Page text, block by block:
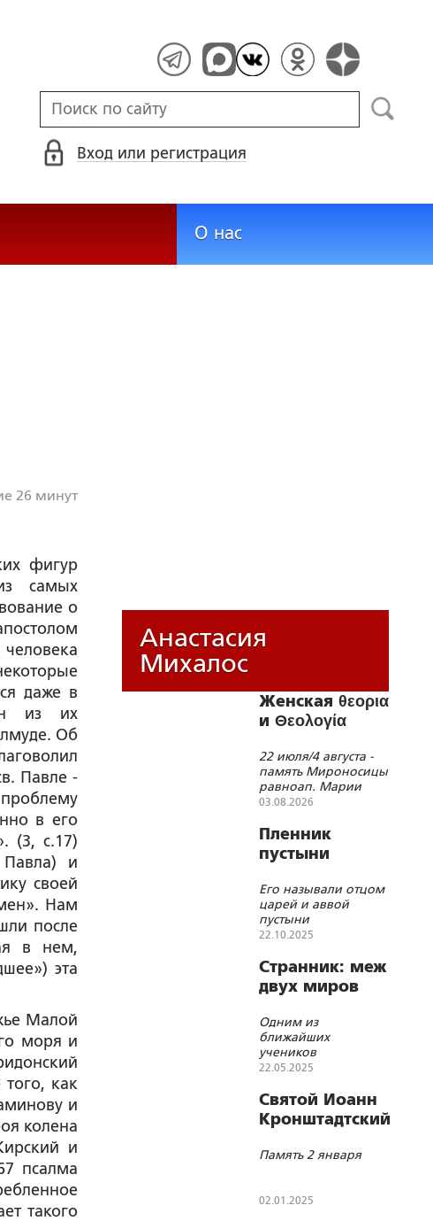
Вход или регистрация
О нас
26 минут
фигур
самых
о
даже в
из их
Об
Павле -
в его
(3, с.17)
и
своей
Нам
после
в нем,
эта
Малой
моря и
того, как
и
колена
и
псалма
такого
Анастасия
Михалос
Женская θεορια
и Θεολογία
22 июля/4 августа -
память Мироносицы
равноап. Марии
Магдалины
03.08.2026
Пленник
пустыни
Его называли отцом
царей и аввой
пустыни
22.10.2025
Странник: меж
двух миров
Одним из
ближайших
учеников
преподобного
был преподобный
Иларион Великий
22.05.2025
Святой Иоанн
Кронштадтский
Память 2 января
02.01.2025